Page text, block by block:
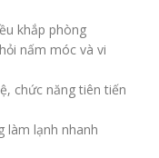
khắp phòng
nấm móc và vi
chức năng tiên tiến
làm lạnh nhanh